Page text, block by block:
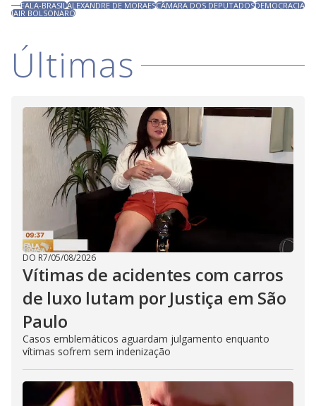
FALA-BRASILALEXANDRE DE MORAESCÂMARA DOS DEPUTADOSDEMOCRACIA
JAIR BOLSONARO
Últimas
DO R7/05/08/2026
Vítimas de acidentes com carros
de luxo lutam por Justiça em São
Paulo
Casos emblemáticos aguardam julgamento enquanto
vítimas sofrem sem indenização